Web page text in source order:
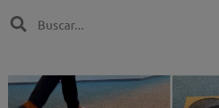
SearchSearch